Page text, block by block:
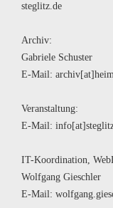
steglitz.de
Archiv:
Gabriele Schuster
E-Mail:
Veranstaltung:
E-Mail:
IT-Koordination,
Wolfgang Gieschler
E-Mail: